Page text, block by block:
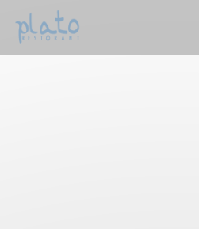
Painel de Gerenciamento de Cookies